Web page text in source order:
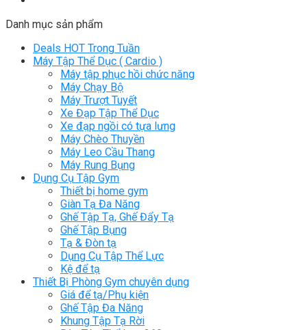
Danh mục sản phẩm
Deals HOT Trong Tuần
Máy Tập Thể Dục ( Cardio )
Máy tập phục hồi chức năng
Máy Chạy Bộ
Máy Trượt Tuyết
Xe Đạp Tập Thể Dục
Xe đạp ngồi có tựa lưng
Máy Chèo Thuyền
Máy Leo Cầu Thang
Máy Rung Bụng
Dụng Cụ Tập Gym
Thiết bị home gym
Giàn Tạ Đa Năng
Ghế Tập Tạ, Ghế Đẩy Tạ
Ghế Tập Bụng
Tạ & Đòn tạ
Dụng Cụ Tập Thể Lực
Kệ để tạ
Thiết Bị Phòng Gym chuyên dụng
Giá để tạ/Phụ kiện
Ghế Tập Đa Năng
Khung Tập Tạ Rời